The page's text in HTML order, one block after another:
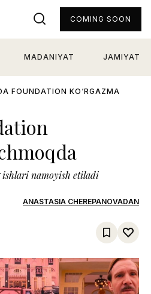
MADANIYAT JAMIYAT
COMING SOON
FOUNDATION KO‘RGAZMA
namoyish etiladi
ANASTASIA CHEREPANOVADAN